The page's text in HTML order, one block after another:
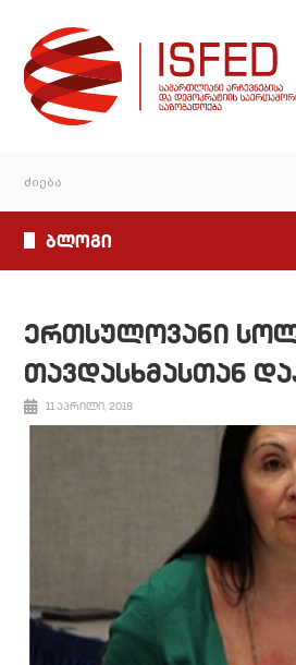
ბლოგი
ერთსულოვანი
თავდასხმასთან
11 აპრილი, 2018